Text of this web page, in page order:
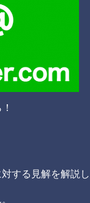
する見解を解説し